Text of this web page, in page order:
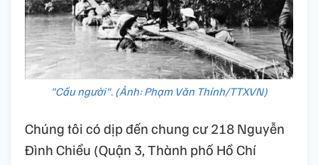
"Cầu người". (Ảnh: Phạm Văn Thính/TTXVN)
Chúng tôi có dịp đến chung cư 218 Nguyễn
Đình Chiểu (Quận 3, Thành phố Hồ Chí